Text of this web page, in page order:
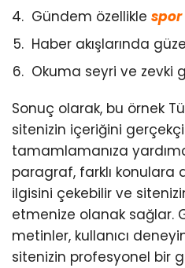
Gündem özellikle spor
Haber akışlarında
Okuma seyri ve zevki
Sonuç olarak, bu örnek
sitenizin içeriğini
tamamlamanıza
paragraf, farklı konulara
ilgisini çekebilir ve
etmenize olanak sağlar.
metinler, kullanıcı
sitenizin profesyonel bir